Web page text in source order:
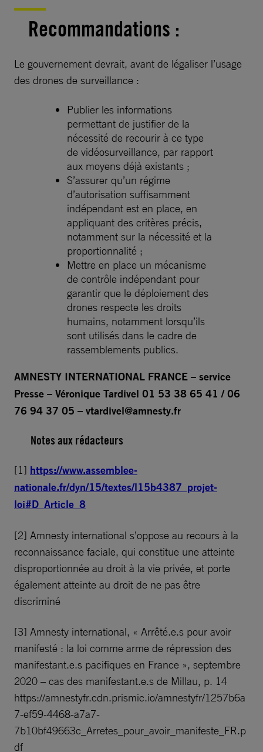
Recommandations :
Le gouvernement devrait, avant de légaliser l’usage
des drones de surveillance :
Publier les informations
permettant de justifier de la
nécessité de recourir à ce type
de vidéosurveillance, par rapport
aux moyens déjà existants ;
S’assurer qu’un régime
d’autorisation suffisamment
indépendant est en place, en
appliquant des critères précis,
notamment sur la nécessité et la
proportionnalité ;
Mettre en place un mécanisme
de contrôle indépendant pour
garantir que le déploiement des
drones respecte les droits
humains, notamment lorsqu’ils
sont utilisés dans le cadre de
rassemblements publics.
AMNESTY INTERNATIONAL FRANCE – service
Presse – Véronique Tardivel 01 53 38 65 41 / 06
76 94 37 05 – vtardivel@amnesty.fr
Notes aux rédacteurs
[1] https://www.assemblee-
nationale.fr/dyn/15/textes/l15b4387_projet-
loi#D_Article_8
[2] Amnesty international s’oppose au recours à la
reconnaissance faciale, qui constitue une atteinte
disproportionnée au droit à la vie privée, et porte
également atteinte au droit de ne pas être
discriminé
[3] Amnesty international, « Arrêté.e.s pour avoir
manifesté : la loi comme arme de répression des
manifestant.e.s pacifiques en France », septembre
2020 – cas des manifestant.e.s de Millau, p. 14
https://amnestyfr.cdn.prismic.io/amnestyfr/1257b6a
7-ef59-4468-a7a7-
7b10bf49663c_Arretes_pour_avoir_manifeste_FR.p
df